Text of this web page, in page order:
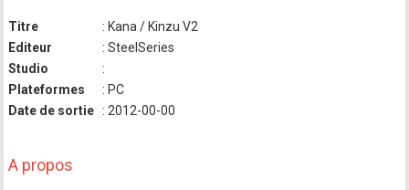
Titre
: Kana / Kinzu V2
Editeur
: SteelSeries
Studio
:
Plateformes
: PC
Date de sortie
: 2012-00-00
A propos